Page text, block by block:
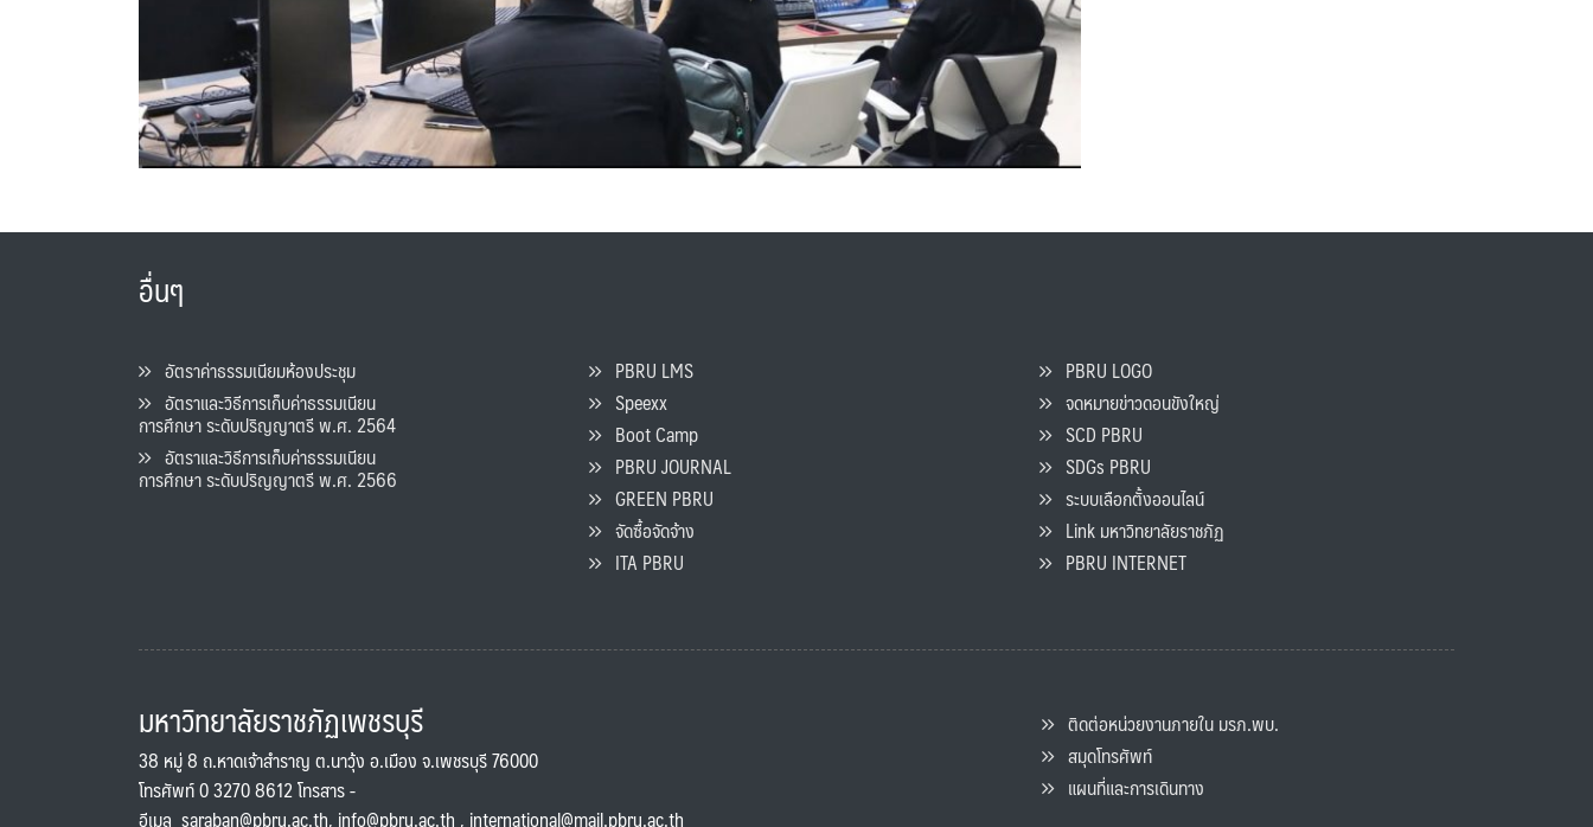
อื่นๆ
อัตราค่าธรรมเนียมห้องประชุม
อัตราและวิธีการเก็บค่าธรรมเนียน
การศึกษา ระดับปริญญาตรี พ.ศ. 2564
อัตราและวิธีการเก็บค่าธรรมเนียน
การศึกษา ระดับปริญญาตรี พ.ศ. 2566
PBRU LMS
Speexx
Boot Camp
PBRU JOURNAL
GREEN PBRU
จัดซื้อจัดจ้าง
ITA PBRU
PBRU LOGO
จดหมายข่าวดอนขังใหญ่
SCD PBRU
SDGs PBRU
ระบบเลือกตั้งออนไลน์
Link มหาวิทยาลัยราชภัฏ
PBRU INTERNET
มหาวิทยาลัยราชภัฏเพชรบุรี
38 หมู่ 8 ถ.หาดเจ้าสำราญ ต.นาวุ้ง อ.เมือง จ.เพชรบุรี 76000
โทรศัพท์ 0 3270 8612 โทรสาร -
อีเมล saraban@pbru.ac.th, info@pbru.ac.th , international@mail.pbru.ac.th
ติดต่อหน่วยงานภายใน มรภ.พบ.
สมุดโทรศัพท์
แผนที่และการเดินทาง